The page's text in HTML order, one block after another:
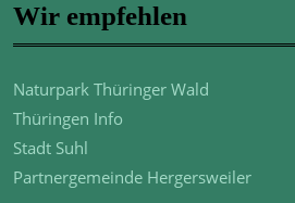
Wir empfehlen
Naturpark Thüringer Wald
Thüringen Info
Stadt Suhl
Partnergemeinde Hergersweiler